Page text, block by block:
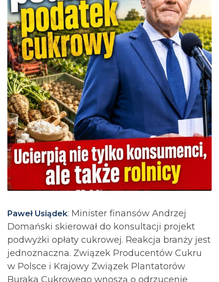
Paweł Usiądek: Minister finansów Andrzej
Domański skierował do konsultacji projekt
podwyżki opłaty cukrowej. Reakcja branży jest
jednoznaczna. Związek Producentów Cukru
w Polsce i Krajowy Związek Plantatorów
Buraka Cukrowego wnoszą o odrzucenie